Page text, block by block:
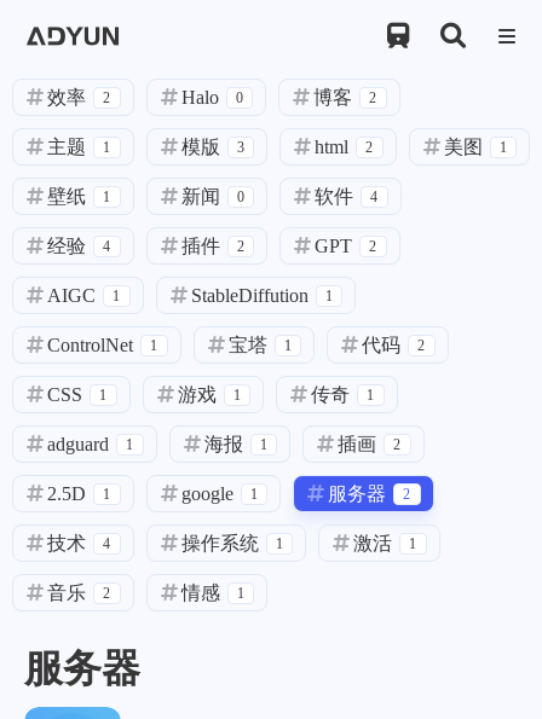

效率 2 Halo 0 博客 2
主题 1 模版 3 html 2 美图 1
壁纸 1 新闻 0 软件 4
经验 4 插件 2 GPT 2
AIGC 1 StableDiffution 1
ControlNet 1 宝塔 1 代码 2
CSS 1 游戏 1 传奇 1
adguard 1 海报 1 插画 2
2.5D 1 google 1 服务器 2
技术 4 操作系统 1 激活 1
音乐 2 情感 1
服务器